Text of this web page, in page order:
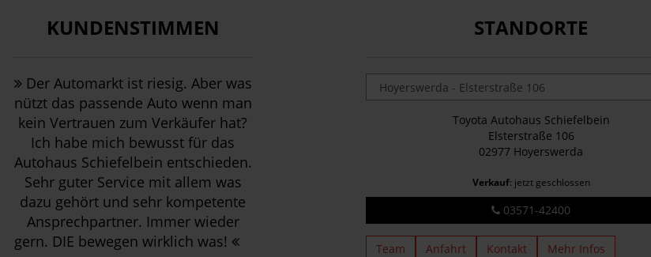
KUNDENSTIMMEN
Der Automarkt ist riesig. Aber was
nützt das passende Auto wenn man
kein Vertrauen zum Verkäufer hat?
Ich habe mich bewusst für das
Autohaus Schiefelbein entschieden.
Sehr guter Service mit allem was
dazu gehört und sehr kompetente
Ansprechpartner. Immer wieder
gern. DIE bewegen wirklich was!
STANDORTE
Toyota Autohaus Schiefelbein
Elsterstraße 106
02977 Hoyerswerda
Verkauf: jetzt geschlossen
03571-42400
Team Anfahrt Kontakt Mehr Infos